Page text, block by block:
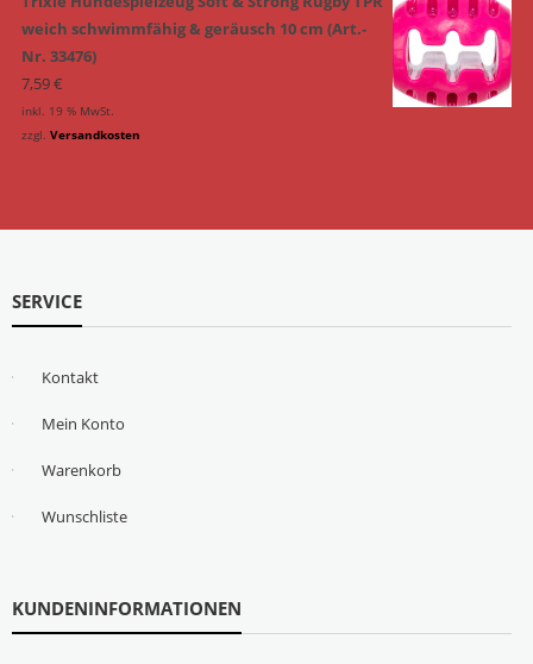
weich schwimmfähig & geräusch 10 cm (Art.-
Nr. 33476)
7,59€
inkl. 19 % MwSt.
zzgl. Versandkosten
SERVICE
Kontakt
Mein Konto
Warenkorb
Wunschliste
KUNDENINFORMATIONEN